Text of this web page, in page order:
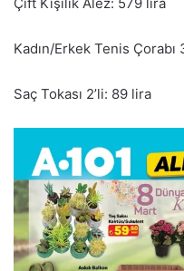
Kadın/Erkek Tenis Çorabı
Saç Tokası 2’li: 89 lira